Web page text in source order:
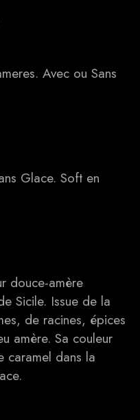
Avec ou Sans
Glace. Soft en
douce-amère
Sicile. Issue de la
de racines, épices
amère. Sa couleur
caramel dans la